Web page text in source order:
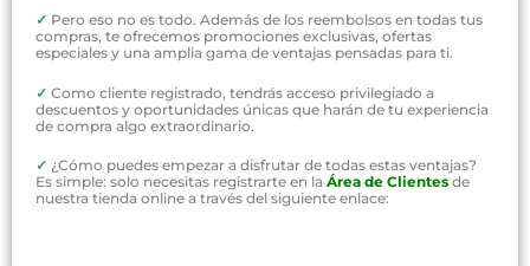
✓ Pero eso no es todo. Además de los reembolsos en todas tus
compras, te ofrecemos promociones exclusivas, ofertas
especiales y una amplia gama de ventajas pensadas para ti.
✓ Como cliente registrado, tendrás acceso privilegiado a
descuentos y oportunidades únicas que harán de tu experiencia
de compra algo extraordinario.
✓ ¿Cómo puedes empezar a disfrutar de todas estas ventajas?
Es simple: solo necesitas registrarte en la Área de Clientes de
nuestra tienda online a través del siguiente enlace: